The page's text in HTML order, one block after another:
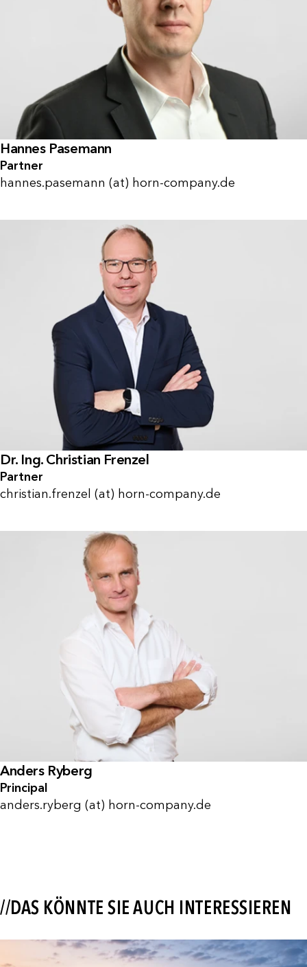
Hannes Pasemann
Partner
hannes.pasemann (at) horn-company.de
Dr. Ing. Christian Frenzel
Partner
christian.frenzel (at) horn-company.de
Anders Ryberg
Principal
anders.ryberg (at) horn-company.de
//DAS KÖNNTE SIE AUCH INTERESSIEREN